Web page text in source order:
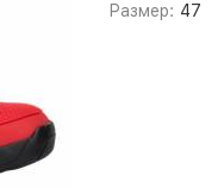
Размер: 47